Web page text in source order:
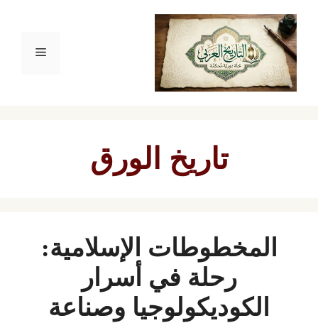
انتقل
المحتوى
القائمة
تاريخ الورق
المخطوطات الإسلامية:
رحلة في أسرار
الكوديكولوجيا وصناعة